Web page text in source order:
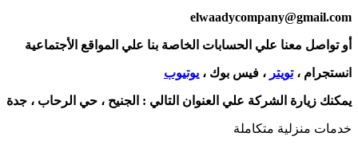
elwaadycompany@gmail.com
أو تواصل معنا علي الحسابات الخاصة بنا علي المواقع الأجتماعية
انستجرام ،تويتر ، فيس بوك ، يوتيوب
يمكنك زيارة الشركة علي العنوان التالي : الجنيح ، حي الرحاب ، جدة
خدمات منزلية متكاملة